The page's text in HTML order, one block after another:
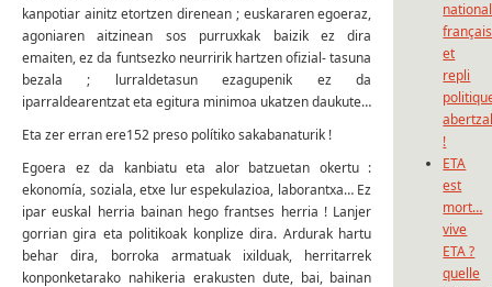
kanpotiar ainitz etortzen direnean ; euskararen egoeraz,
agoniaren aitzinean sos purruxkak baizik ez dira
emaiten, ez da funtsezko neurririk hartzen ofizial- tasuna
bezala ; lurraldetasun ezagupenik ez da
iparraldearentzat eta egitura minimoa ukatzen daukute…
Eta zer erran ere152 preso polítiko sakabanaturik !
Egoera ez da kanbiatu eta alor batzuetan okertu :
ekonomía, soziala, etxe lur espekulazioa, laborantxa… Ez
ipar euskal herria bainan hego frantses herria ! Lanjer
gorrian gira eta politikoak konplize dira. Ardurak hartu
behar dira, borroka armatuak ixilduak, herritarrek
konponketarako nahikeria erakusten dute, bai, bainan
et
repli
!
ETA
est
mort…
vive
ETA ?
quelle